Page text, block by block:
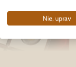
Nie, uprav